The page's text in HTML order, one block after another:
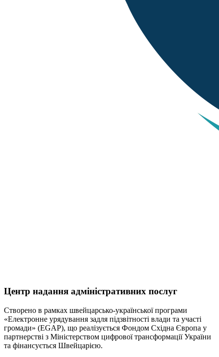
Центр надання адміністративних послуг
Створено в рамках швейцарсько-української програми
«Електронне урядування задля підзвітності влади та участі
громади» (EGAP), що реалізується Фондом Східна Європа у
партнерстві з Міністерством цифрової трансформації України
та фінансується Швейцарією.